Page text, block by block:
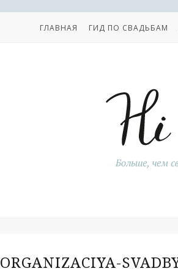
ГЛАВНАЯ ГИД ПО СВАДЬБАМ
ORGANIZACIYA-